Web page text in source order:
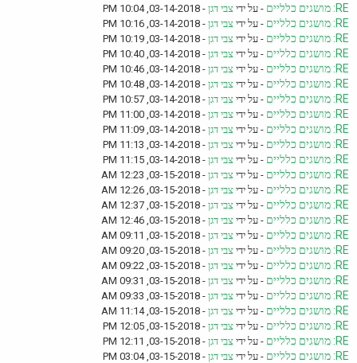
RE: מושגים כלליים - על ידי צבי דגן - 03-14-2018, 10:04 PM
RE: מושגים כלליים - על ידי צבי דגן - 03-14-2018, 10:16 PM
RE: מושגים כלליים - על ידי צבי דגן - 03-14-2018, 10:19 PM
RE: מושגים כלליים - על ידי צבי דגן - 03-14-2018, 10:40 PM
RE: מושגים כלליים - על ידי צבי דגן - 03-14-2018, 10:46 PM
RE: מושגים כלליים - על ידי צבי דגן - 03-14-2018, 10:48 PM
RE: מושגים כלליים - על ידי צבי דגן - 03-14-2018, 10:57 PM
RE: מושגים כלליים - על ידי צבי דגן - 03-14-2018, 11:00 PM
RE: מושגים כלליים - על ידי צבי דגן - 03-14-2018, 11:09 PM
RE: מושגים כלליים - על ידי צבי דגן - 03-14-2018, 11:13 PM
RE: מושגים כלליים - על ידי צבי דגן - 03-14-2018, 11:15 PM
RE: מושגים כלליים - על ידי צבי דגן - 03-15-2018, 12:23 AM
RE: מושגים כלליים - על ידי צבי דגן - 03-15-2018, 12:26 AM
RE: מושגים כלליים - על ידי צבי דגן - 03-15-2018, 12:37 AM
RE: מושגים כלליים - על ידי צבי דגן - 03-15-2018, 12:46 AM
RE: מושגים כלליים - על ידי צבי דגן - 03-15-2018, 09:11 AM
RE: מושגים כלליים - על ידי צבי דגן - 03-15-2018, 09:20 AM
RE: מושגים כלליים - על ידי צבי דגן - 03-15-2018, 09:22 AM
RE: מושגים כלליים - על ידי צבי דגן - 03-15-2018, 09:31 AM
RE: מושגים כלליים - על ידי צבי דגן - 03-15-2018, 09:33 AM
RE: מושגים כלליים - על ידי צבי דגן - 03-15-2018, 11:14 AM
RE: מושגים כלליים - על ידי צבי דגן - 03-15-2018, 12:05 PM
RE: מושגים כלליים - על ידי צבי דגן - 03-15-2018, 12:11 PM
RE: מושגים כלליים - על ידי צבי דגן - 03-15-2018, 03:04 PM